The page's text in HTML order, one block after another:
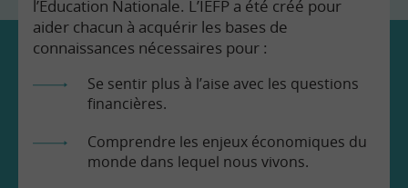
l’Education Nationale. L’IEFP a été créé pour
aider chacun à acquérir les bases de
connaissances nécessaires pour :
Se sentir plus à l’aise avec les questions
financières.
Comprendre les enjeux économiques du
monde dans lequel nous vivons.